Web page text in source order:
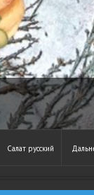
Салат русский